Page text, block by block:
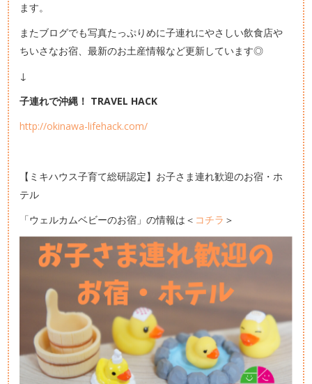
ます。
またブログでも写真たっぷりめに子連れにやさしい飲食店や
ちいさなお宿、最新のお土産情報など更新しています◎
↓
子連れで沖縄！ TRAVEL HACK
http://okinawa-lifehack.com/
【ミキハウス子育て総研認定】お子さま連れ歓迎のお宿・ホ
テル
「ウェルカムベビーのお宿」の情報は＜ コチラ ＞